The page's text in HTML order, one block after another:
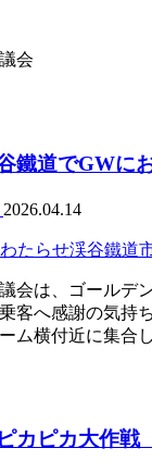
会
鐵道でGWに
2026.04.14
わたらせ渓谷鐵道
会は、ゴールデ
客へ感謝の気持
ム横付近に集合
カピカ大作